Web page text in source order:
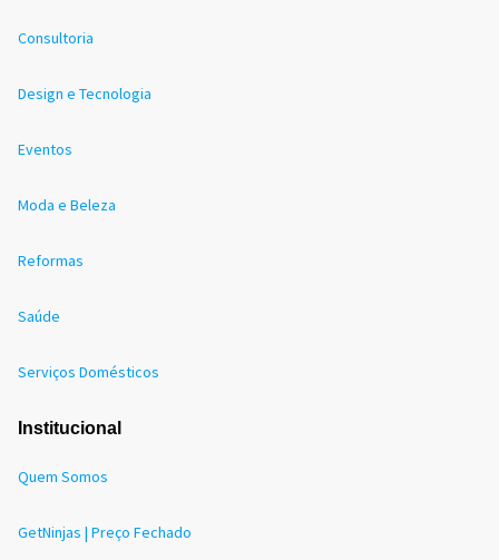
Consultoria
Design e Tecnologia
Eventos
Moda e Beleza
Reformas
Saúde
Serviços Domésticos
Institucional
Quem Somos
GetNinjas | Preço Fechado